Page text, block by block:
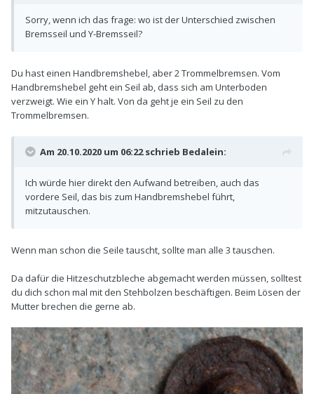
Sorry, wenn ich das frage: wo ist der Unterschied zwischen
Bremsseil und Y-Bremsseil?
Du hast einen Handbremshebel, aber 2 Trommelbremsen. Vom
Handbremshebel geht ein Seil ab, dass sich am Unterboden
verzweigt. Wie ein Y halt. Von da geht je ein Seil zu den
Trommelbremsen.
Am 20.10.2020 um 06:22 schrieb Bedalein:
Ich würde hier direkt den Aufwand betreiben, auch das
vordere Seil, das bis zum Handbremshebel führt,
mitzutauschen.
Wenn man schon die Seile tauscht, sollte man alle 3 tauschen.
Da dafür die Hitzeschutzbleche abgemacht werden müssen, solltest
du dich schon mal mit den Stehbolzen beschäftigen. Beim Lösen der
Mutter brechen die gerne ab.